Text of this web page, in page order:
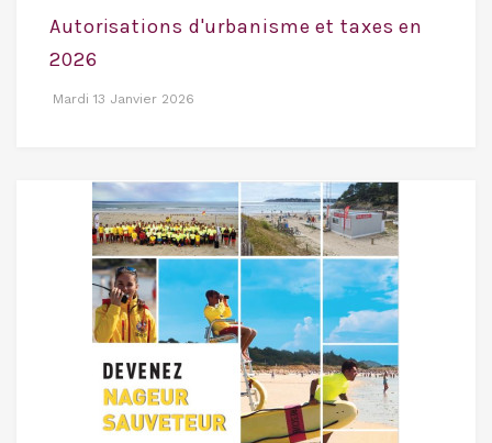
Autorisations d'urbanisme et taxes en
2026
Mardi 13 Janvier 2026